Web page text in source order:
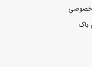
خصوصی
باگ